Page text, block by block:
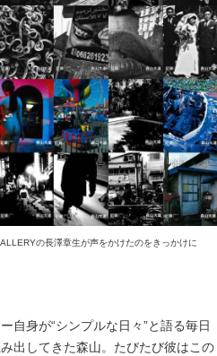
の長澤章生が声をかけたのをきっかけに
自身が“シンプルな日々”と語る毎日
出してきた森山。たびたび彼はこの